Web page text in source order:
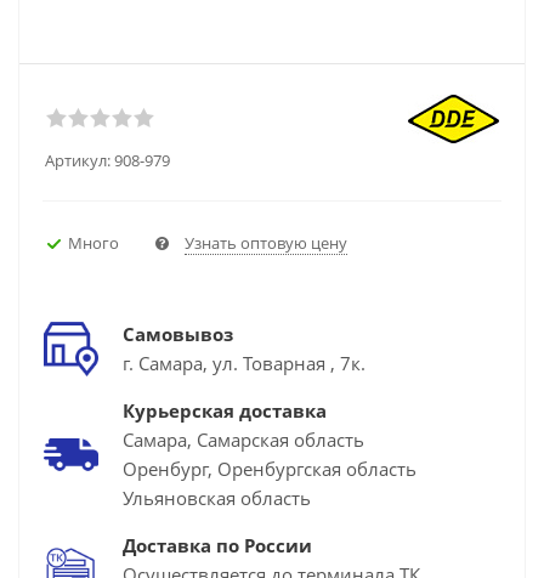
Артикул:908-979
Много Узнать оптовую цену
Самовывоз
г. Самара, ул. Товарная , 7к.
Курьерская доставка
Самара, Самарская область
Оренбург, Оренбургская область
Ульяновская область
Доставка по России